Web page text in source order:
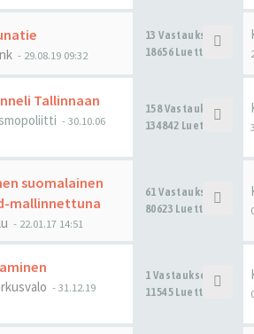
- 29.08.19 09:32
13 Vastaukset
18656 Luettu
Tallinnaan
-30.10.06
158 Vastaukset
134842 Luettu
suomalainen
mallinnettuna
- 22.01.17 14:51
61 Vastaukset
80623 Luettu
-31.12.19
1 Vastaukset
11545 Luettu